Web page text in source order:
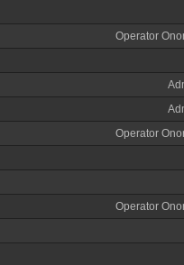
Operator
Operator
Operator